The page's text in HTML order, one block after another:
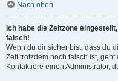
Nach oben
Ich habe die Zeitzone
falsch!
Wenn du dir sicher bist, dass du
Zeit trotzdem noch falsch ist,
Kontaktiere einen Administrator,